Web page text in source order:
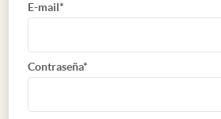
E-mail*
Contraseña*